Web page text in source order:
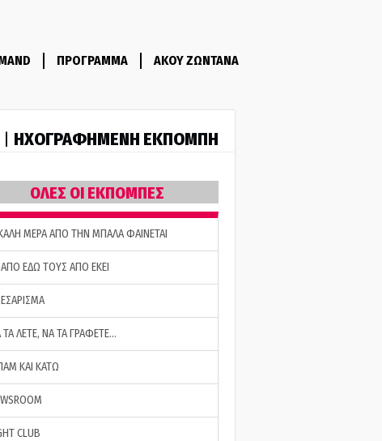
ΠΡΟΓΡΑΜΜΑ ΑΚΟΥ ΖΩΝΤΑΝΑ
ΗΧΟΓΡΑΦΗΜΕΝΗ ΕΚΠΟΜΠΗ
ΟΛΕΣ ΟΙ ΕΚΠΟΜΠΕΣ
ΜΕΡΑ ΑΠΟ ΤΗΝ ΜΠΑΛΑ ΦΑΙΝΕΤΑΙ
ΑΠΟ ΕΔΩ ΤΟΥΣ ΑΠΟ ΕΚΕΙ
ΤΑ ΛΕΤΕ, ΝΑ ΤΑ ΓΡΑΦΕΤΕ…
ΚΑΙ ΚΑΤΩ
CLUB